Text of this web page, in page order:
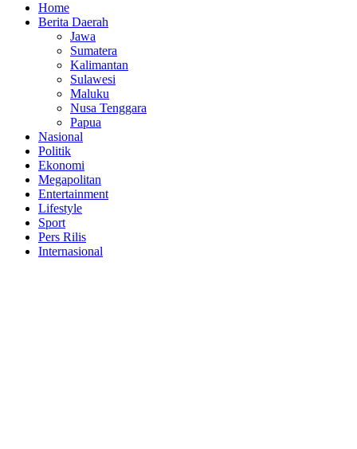
Home
Berita Daerah
Jawa
Sumatera
Kalimantan
Sulawesi
Maluku
Nusa Tenggara
Papua
Nasional
Politik
Ekonomi
Megapolitan
Entertainment
Lifestyle
Sport
Pers Rilis
Internasional